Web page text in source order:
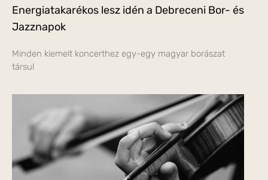
Energiatakarékos lesz idén a Debreceni Bor- és
Jazznapok
Minden kiemelt koncerthez egy-egy magyar borászat
társul